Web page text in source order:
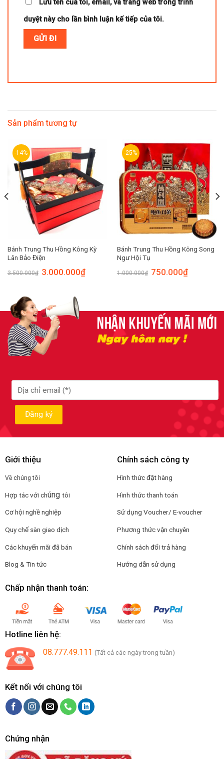
Lưu tên của tôi, email, và trang web trong trình
duyệt này cho lần bình luận kế tiếp của tôi.
Sản phẩm tương tự
-14%
Bánh Trung Thu Hồng Kông Kỳ
Lân Bảo Điện
3.500.000₫ 3.000.000₫
-25%
Bánh Trung Thu Hồng Kông Song
Ngư Hội Tụ
1.000.000₫ 750.000₫
Giới thiệu
Về chúng tôi
Hợp tác với chúng tôi
Cơ hội nghề nghiệp
Quy chế sàn giao dịch
Các khuyến mãi đã bán
Blog & Tin tức
Chính sách công ty
Hình thức đặt hàng
Hình thức thanh toán
Sử dụng Voucher/ E-voucher
Phương thức vận chuyên
Chính sách đổi trả hàng
Hướng dẫn sử dụng
Chấp nhận thanh toán:
Hotline liên hệ:
08.777.49.111 (Tất cả các ngày trong tuần)
Kết nối với chúng tôi
Chứng nhận